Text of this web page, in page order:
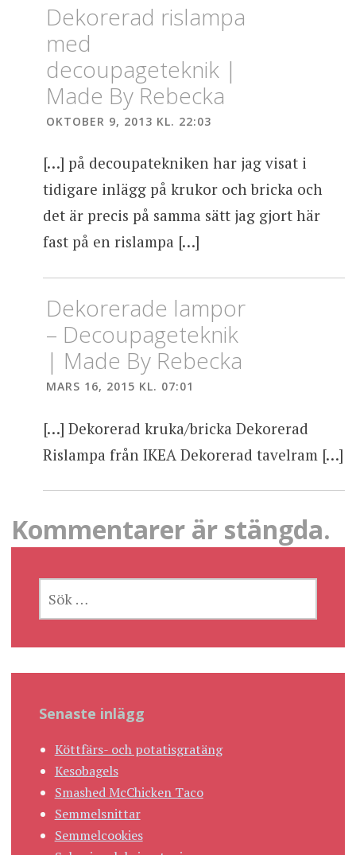
Dekorerad rislampa
med
decoupageteknik |
Made By Rebecka
OKTOBER 9, 2013 KL. 22:03
[…] på decoupatekniken har jag visat i
tidigare inlägg på krukor och bricka och
det är precis på samma sätt jag gjort här
fast på en rislampa […]
Dekorerade lampor
– Decoupageteknik
| Made By Rebecka
MARS 16, 2015 KL. 07:01
[…] Dekorerad kruka/bricka Dekorerad
Rislampa från IKEA Dekorerad tavelram […]
Kommentarer är stängda.
EFTER:
Senaste inlägg
Köttfärs- och potatisgratäng
Kesobagels
Smashed McChicken Taco
Semmelsnittar
Semmelcookies